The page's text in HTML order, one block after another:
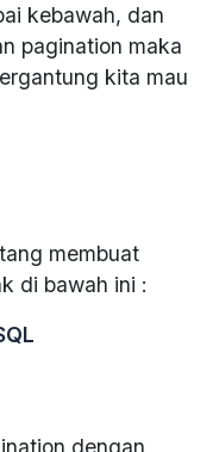
kebawah, dan
pagination maka
kita mau
membuat
di bawah ini :
dengan